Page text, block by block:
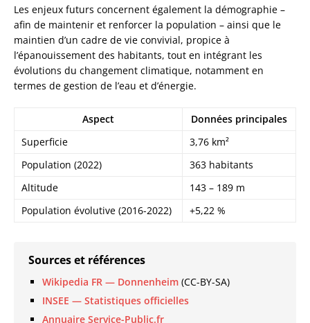
Les enjeux futurs concernent également la démographie –
afin de maintenir et renforcer la population – ainsi que le
maintien d’un cadre de vie convivial, propice à
l’épanouissement des habitants, tout en intégrant les
évolutions du changement climatique, notamment en
termes de gestion de l’eau et d’énergie.
Aspect
Données principales
Superficie
3,76 km²
Population (2022)
363 habitants
Altitude
143 – 189 m
Population évolutive (2016-2022)
+5,22 %
Sources et références
Wikipedia FR — Donnenheim (CC-BY-SA)
INSEE — Statistiques officielles
Annuaire Service-Public.fr